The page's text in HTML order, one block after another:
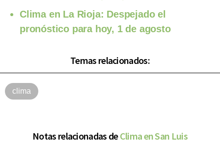
Clima en La Rioja: Despejado el
pronóstico para hoy, 1 de agosto
Temas relacionados:
clima
Notas relacionadas deClima en San Luis